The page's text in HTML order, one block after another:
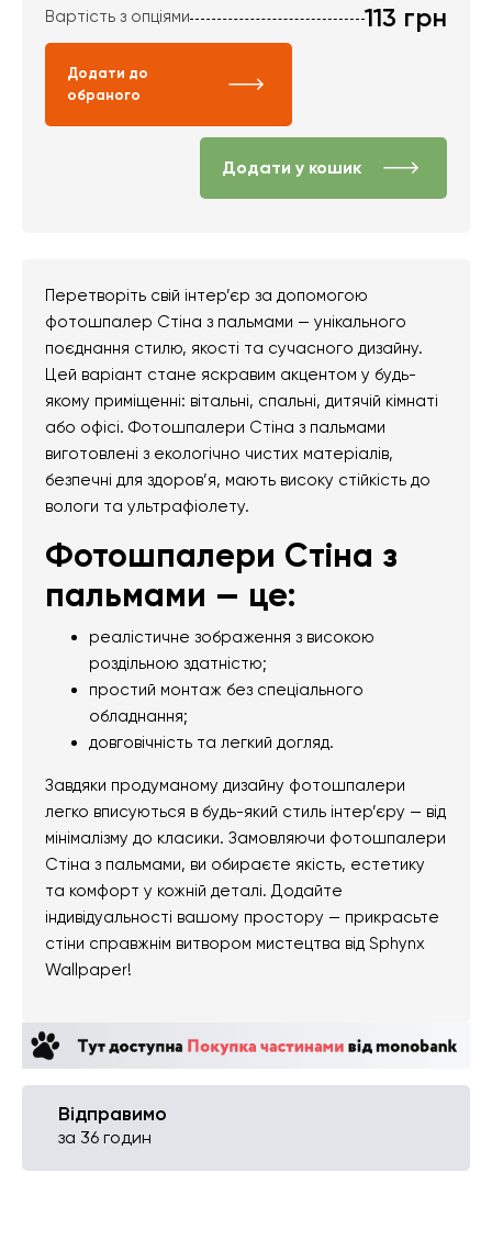
Вартість з опціями 113 грн
Додати до
обраного
Додати у кошик
Перетворіть свій інтер’єр за допомогою
фотошпалер Стіна з пальмами — унікального
поєднання стилю, якості та сучасного дизайну.
Цей варіант стане яскравим акцентом у будь-
якому приміщенні: вітальні, спальні, дитячій кімнаті
або офісі. Фотошпалери Стіна з пальмами
виготовлені з екологічно чистих матеріалів,
безпечні для здоров’я, мають високу стійкість до
вологи та ультрафіолету.
Фотошпалери Стіна з
пальмами — це:
реалістичне зображення з високою
роздільною здатністю;
простий монтаж без спеціального
обладнання;
довговічність та легкий догляд.
Завдяки продуманому дизайну фотошпалери
легко вписуються в будь-який стиль інтер’єру — від
мінімалізму до класики. Замовляючи фотошпалери
Стіна з пальмами, ви обираєте якість, естетику
та комфорт у кожній деталі. Додайте
індивідуальності вашому простору — прикрасьте
стіни справжнім витвором мистецтва від Sphynx
Wallpaper!
Відправимо
за 36 годин